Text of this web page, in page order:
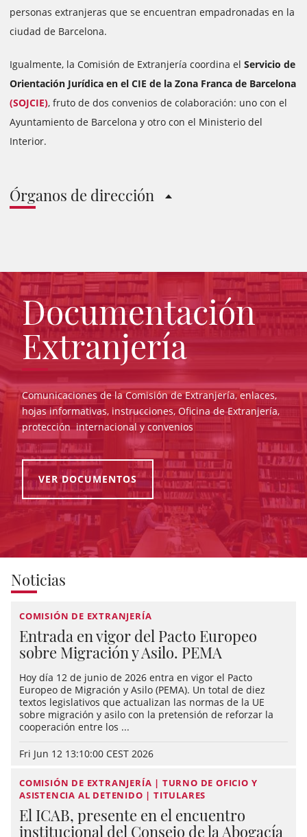
personas extranjeras que se encuentran empadronadas en la
ciudad de Barcelona.
Igualmente, la Comisión de Extranjería coordina el Servicio de
Orientación Jurídica en el CIE de la Zona Franca de Barcelona
(SOJCIE), fruto de dos convenios de colaboración: uno con el
Ayuntamiento de Barcelona y otro con el Ministerio del
Interior.
Órganos de dirección
Documentación
Extranjería
Comunicaciones de la Comisión de Extranjería, enlaces,
hojas informativas, instrucciones, Oficina de Extranjería,
protección internacional y convenios
VER DOCUMENTOS
Noticias
COMISIÓN DE EXTRANJERÍA
Entrada en vigor del Pacto Europeo
sobre Migración y Asilo. PEMA
Hoy día 12 de junio de 2026 entra en vigor el Pacto
Europeo de Migración y Asilo (PEMA). Un total de diez
textos legislativos que actualizan las normas de la UE
sobre migración y asilo con la pretensión de reforzar la
cooperación entre los ...
Fri Jun 12 13:10:00 CEST 2026
COMISIÓN DE EXTRANJERÍA | TURNO DE OFICIO Y
ASISTENCIA AL DETENIDO | TITULARES
El ICAB, presente en el encuentro
institucional del Consejo de la Abogacía